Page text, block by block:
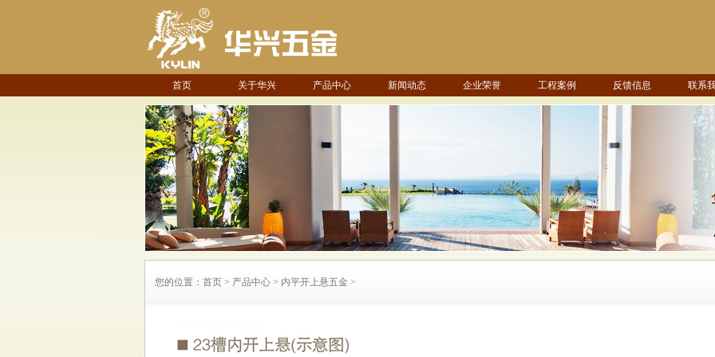
首页 关于华兴 产品中心 新闻动态 企业荣誉 工程案例 反馈信息 联系
您的位置：首页 > 产品中心 > 内平开上悬五金 >